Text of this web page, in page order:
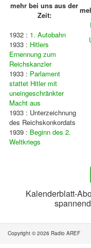
mehr bei uns aus der
Zeit:
1932 : 1. Autobahn
1933 : Hitlers
Ernennung zum
Reichskanzler
1933 : Parlament
stattet Hitler mit
uneingeschränkter
Macht aus
1933 : Unterzeichnung
des Reichskonkordats
1939 : Beginn des 2.
Weltkriegs
Kalenderblatt-
Copyright © 2026 Radio AREF